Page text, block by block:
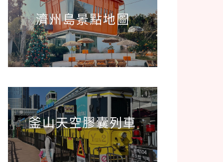
濟州島景點地圖
釜山天空膠囊列車